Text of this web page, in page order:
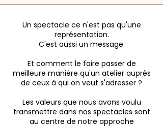
Un spectacle ce n'est pas qu'une
représentation.
C'est aussi un message.
Et comment le faire passer de
meilleure manière qu'un atelier auprès
de ceux à qui on veut s'adresser ?
Les valeurs que nous avons voulu
transmettre dans nos spectacles sont
au centre de notre approche